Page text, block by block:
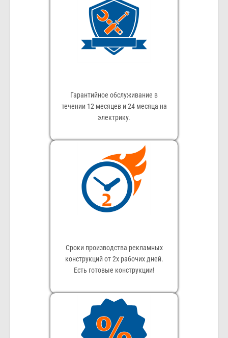
Гарантийное обслуживание в
течении 12 месяцев и 24 месяца на
электрику.
Сроки производства рекламных
конструкций от 2х рабочих дней.
Есть готовые конструкции!